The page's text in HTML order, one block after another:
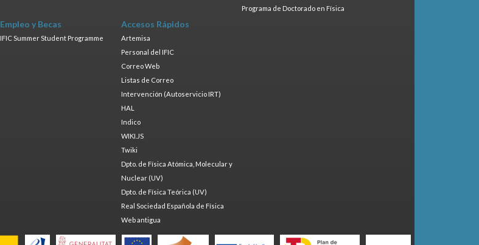
Programa de Doctorado en Física
Empleo y Becas
IFIC Summer Student Programme
Accesos Rápidos
Artemisa
Personal del IFIC
Correo Web
Listas de Correo
Intervención (Autoservicio IRT)
HAL
Indico
WIKI.JS
Twiki
Dpto. de Física Atómica, Molecular y
Nuclear (UV)
Dpto. de Física Teórica (UV)
Real Sociedad Española de Física
Web antigua